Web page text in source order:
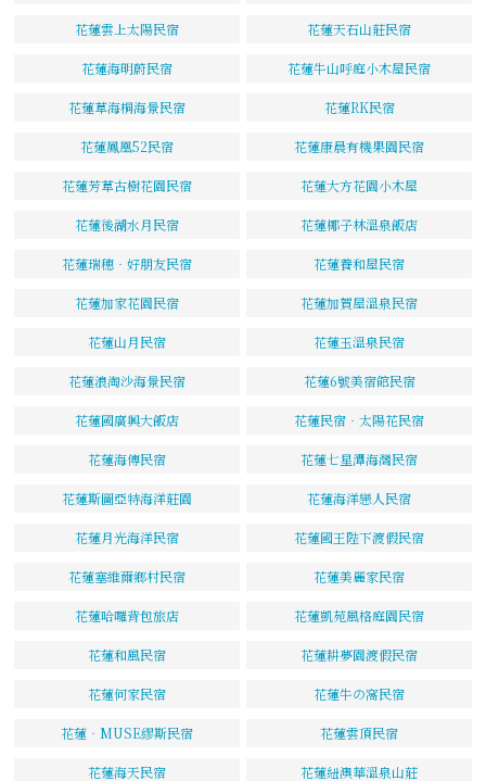
花蓮雲上太陽民宿 花蓮天石山莊民宿
花蓮海明蔚民宿 花蓮牛山呼庭小木屋民宿
花蓮草海桐海景民宿 花蓮RK民宿
花蓮鳳凰52民宿 花蓮康晨有機果園民宿
花蓮芳草古樹花園民宿 花蓮大方花園小木屋
花蓮後湖水月民宿 花蓮椰子林溫泉飯店
花蓮瑞穗‧好朋友民宿 花蓮養和屋民宿
花蓮加家花園民宿 花蓮加賀屋溫泉民宿
花蓮山月民宿 花蓮玉溫泉民宿
花蓮浪淘沙海景民宿 花蓮6號美宿館民宿
花蓮國廣興大飯店 花蓮民宿‧太陽花民宿
花蓮海傳民宿 花蓮七星潭海灣民宿
花蓮斯圖亞特海洋莊園 花蓮海洋戀人民宿
花蓮月光海洋民宿 花蓮國王陛下渡假民宿
花蓮塞維爾鄉村民宿 花蓮美麗家民宿
花蓮哈囉背包旅店 花蓮凱苑風格庭園民宿
花蓮和風民宿 花蓮耕夢園渡假民宿
花蓮何家民宿 花蓮牛の窩民宿
花蓮‧MUSE繆斯民宿 花蓮雲頂民宿
花蓮海天民宿 花蓮紐澳華溫泉山莊